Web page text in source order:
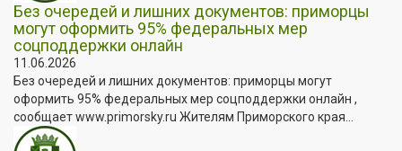
Без очередей и лишних документов: приморцы
могут оформить 95% федеральных мер
соцподдержки онлайн
11.06.2026
Без очередей и лишних документов: приморцы могут
оформить 95% федеральных мер соцподдержки онлайн ,
сообщает www.primorsky.ru Жителям Приморского края...